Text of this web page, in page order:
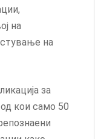
на
на
за
кои само 50